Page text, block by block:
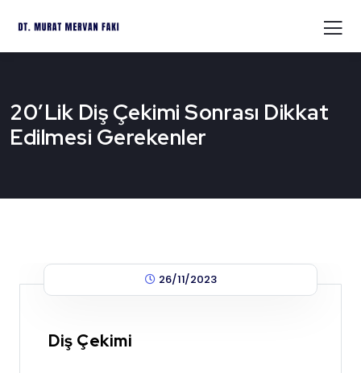
20’lik Diş Çekimi Sonrası Dikkat
Edilmesi Gerekenler
26/11/2023
Diş Çekimi